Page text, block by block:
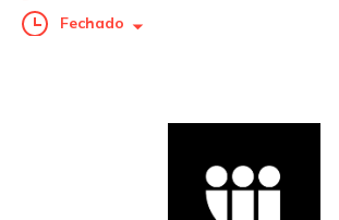
Fechado